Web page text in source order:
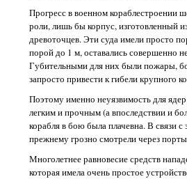
Прогресс в военном кораблестроении
роли, лишь бы корпус, изготовленный
древоточцев. Эти суда имели просто
порой до 1 м, оставались совершенно
Губительными для них были пожары,
запросто привести к гибели крупного
Поэтому именно неуязвимость для
легким и прочным (а впоследствии и
корабля в бою была плачевна. В связи
прежнему грозно смотрели через
Многолетнее равновесие средств
которая имела очень простое